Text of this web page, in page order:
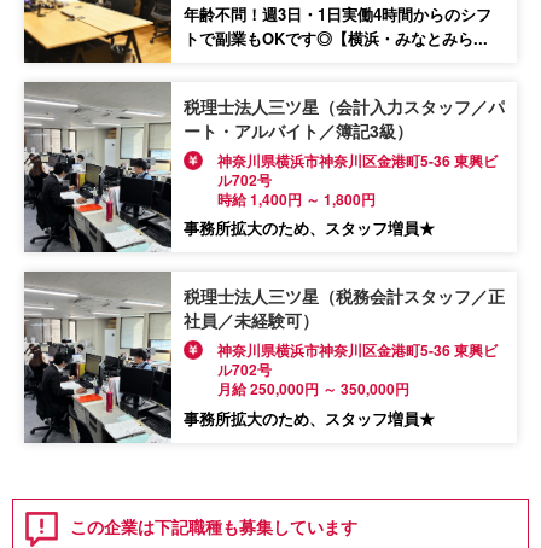
年齢不問！週3日・1日実働4時間からのシフ
トで副業もOKです◎【横浜・みなとみら...
税理士法人三ツ星（会計入力スタッフ／パ
ート・アルバイト／簿記3級）
神奈川県横浜市神奈川区金港町5-36 東興ビ
ル702号
時給 1,400円 ～ 1,800円
事務所拡大のため、スタッフ増員★
税理士法人三ツ星（税務会計スタッフ／正
社員／未経験可）
神奈川県横浜市神奈川区金港町5-36 東興ビ
ル702号
月給 250,000円 ～ 350,000円
事務所拡大のため、スタッフ増員★
この企業は下記職種も募集しています